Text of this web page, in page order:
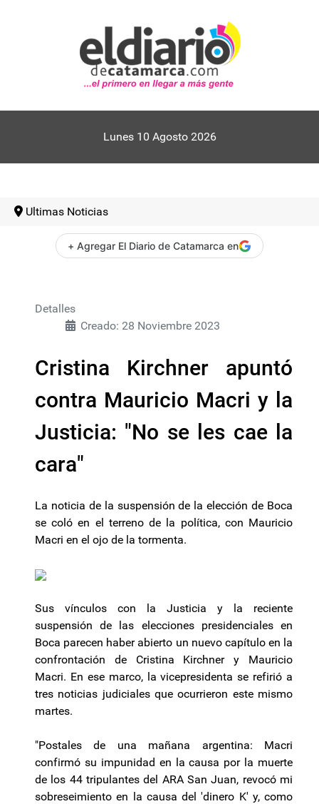
Lunes 10 Agosto 2026
Ultimas Noticias
+ Agregar El Diario de Catamarca en
Detalles
Creado: 28 Noviembre 2023
Cristina Kirchner apuntó
contra Mauricio Macri y la
Justicia: "No se les cae la
cara"
La noticia de la suspensión de la elección de Boca
se coló en el terreno de la política, con Mauricio
Macri en el ojo de la tormenta.
Sus vínculos con la Justicia y la reciente
suspensión de las elecciones presidenciales en
Boca parecen haber abierto un nuevo capítulo en la
confrontación de Cristina Kirchner y Mauricio
Macri. En ese marco, la vicepresidenta se refirió a
tres noticias judiciales que ocurrieron este mismo
martes.
"Postales de una mañana argentina: Macri
confirmó su impunidad en la causa por la muerte
de los 44 tripulantes del ARA San Juan, revocó mi
sobreseimiento en la causa del 'dinero K' y, como